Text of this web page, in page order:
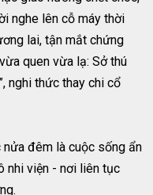
nghe lên cỗ máy thời
lai, tận mắt chứng
quen vừa lạ: Sở thú
nghi thức thay chi cổ
nửa đêm là cuộc sống ẩn
nhi viện - nơi liên tục